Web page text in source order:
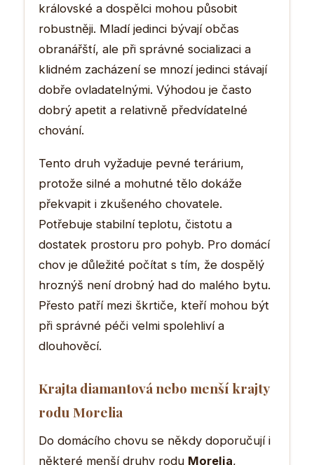
královské a dospělci mohou působit
robustněji. Mladí jedinci bývají občas
obranářští, ale při správné socializaci a
klidném zacházení se mnozí jedinci stávají
dobře ovladatelnými. Výhodou je často
dobrý apetit a relativně předvídatelné
chování.
Tento druh vyžaduje pevné terárium,
protože silné a mohutné tělo dokáže
překvapit i zkušeného chovatele.
Potřebuje stabilní teplotu, čistotu a
dostatek prostoru pro pohyb. Pro domácí
chov je důležité počítat s tím, že dospělý
hroznýš není drobný had do malého bytu.
Přesto patří mezi škrtiče, kteří mohou být
při správné péči velmi spolehliví a
dlouhověcí.
Krajta diamantová nebo menší krajty
rodu Morelia
Do domácího chovu se někdy doporučují i
některé menší druhy rodu Morelia,